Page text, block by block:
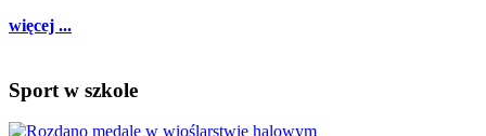
więcej ...
Sport w szkole